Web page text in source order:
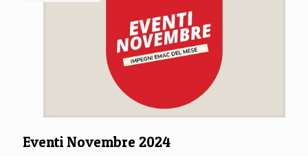
Eventi Novembre 2024